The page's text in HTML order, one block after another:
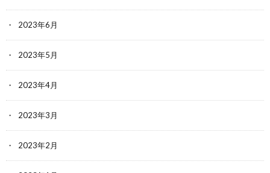
2023年6月
2023年5月
2023年4月
2023年3月
2023年2月